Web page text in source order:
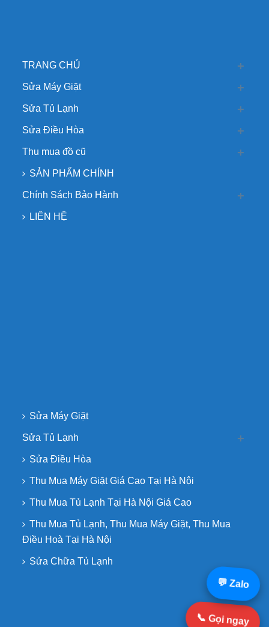
TRANG CHỦ
Sửa Máy Giặt
Sửa Tủ Lạnh
Sửa Điều Hòa
Thu mua đồ cũ
SẢN PHẨM CHÍNH
Chính Sách Bảo Hành
LIÊN HỆ
Sửa Máy Giặt
Sửa Tủ Lạnh
Sửa Điều Hòa
Thu Mua Máy Giặt Giá Cao Tại Hà Nội
Thu Mua Tủ Lạnh Tại Hà Nội Giá Cao
Thu Mua Tủ Lạnh, Thu Mua Máy Giặt, Thu Mua
Điều Hoà Tại Hà Nội
Sửa Chữa Tủ Lạnh
📞 Gọi ngay
💬 Zalo